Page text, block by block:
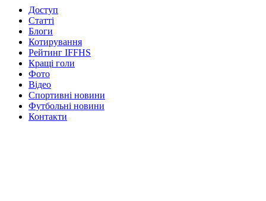
Доступ
Статті
Блоги
Котирування
Рейтинг IFFHS
Кращі голи
Фото
Відео
Спортивні новини
Футбольні новини
Контакти